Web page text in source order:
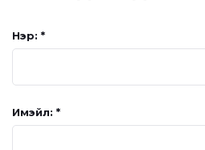
Нэр: *
Имэйл: *